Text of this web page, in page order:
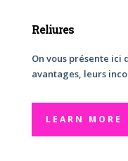
Reliures
On vous présente
avantages, leurs
LEARN MORE